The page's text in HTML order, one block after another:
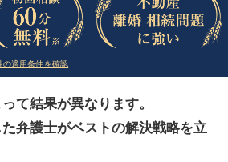
他）
の適用条件を確認
て結果が異なります。
弁護士がベストの解決戦略を立
他）